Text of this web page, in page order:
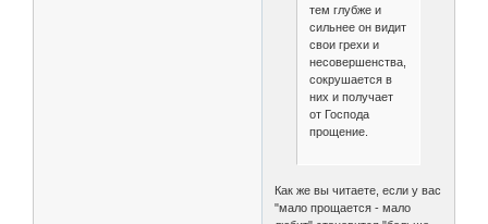
тем глубже и
сильнее он видит
свои грехи и
несовершенства,
сокрушается в
них и получает
от Господа
прощение.
Как же вы читаете, если у вас
"мало прощается - мало